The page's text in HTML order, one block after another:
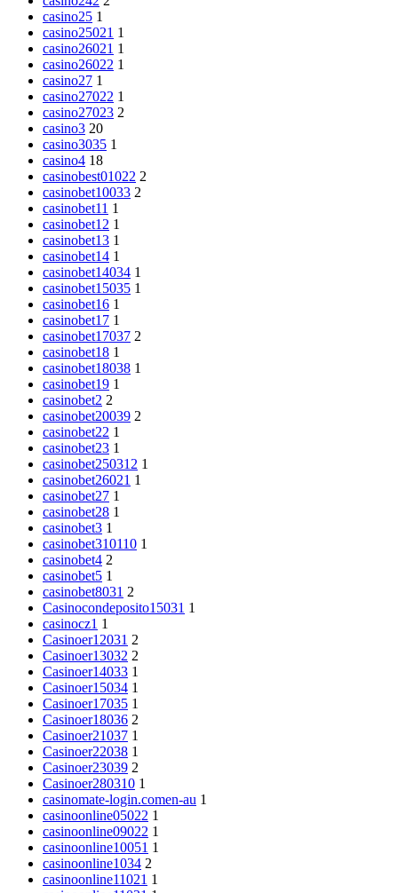
casino25 1
casino25021 1
casino26021 1
casino26022 1
casino27 1
casino27022 1
casino27023 2
casino3 20
casino3035 1
casino4 18
casinobest01022 2
casinobet10033 2
casinobet11 1
casinobet12 1
casinobet13 1
casinobet14 1
casinobet14034 1
casinobet15035 1
casinobet16 1
casinobet17 1
casinobet17037 2
casinobet18 1
casinobet18038 1
casinobet19 1
casinobet2 2
casinobet20039 2
casinobet22 1
casinobet23 1
casinobet250312 1
casinobet26021 1
casinobet27 1
casinobet28 1
casinobet3 1
casinobet310110 1
casinobet4 2
casinobet5 1
casinobet8031 2
Casinocondeposito15031 1
casinocz1 1
Casinoer12031 2
Casinoer13032 2
Casinoer14033 1
Casinoer15034 1
Casinoer17035 1
Casinoer18036 2
Casinoer21037 1
Casinoer22038 1
Casinoer23039 2
Casinoer280310 1
casinomate-login.comen-au 1
casinoonline05022 1
casinoonline09022 1
casinoonline10051 1
casinoonline1034 2
casinoonline11021 1